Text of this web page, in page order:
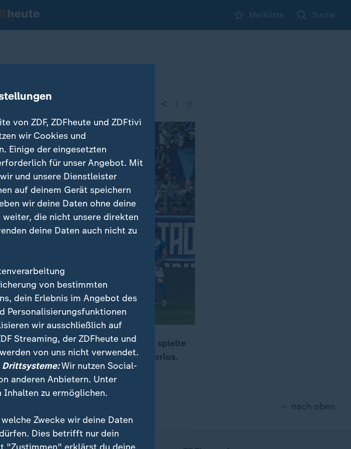
Merkliste Suche
Bundesliga keinen Sieger. Bochum spielte
Bremen und St. Pauli trennten sich torlos.
nach oben
von ZDF, ZDFheute und ZDFtivi
wir Cookies und
Einige der eingesetzten
für unser Angebot. Mit
und unsere Dienstleister
auf deinem Gerät speichern
wir deine Daten ohne deine
die nicht unsere direkten
deine Daten auch nicht zu
von bestimmten
dein Erlebnis im Angebot des
Personalisierungsfunktionen
wir ausschließlich auf
Streaming, der ZDFheute und
von uns nicht verwendet.
Drittsysteme:Wir nutzen Social-
anderen Anbietern. Unter
Inhalten zu ermöglichen.
Zwecke wir deine Daten
Dies betrifft nur dein